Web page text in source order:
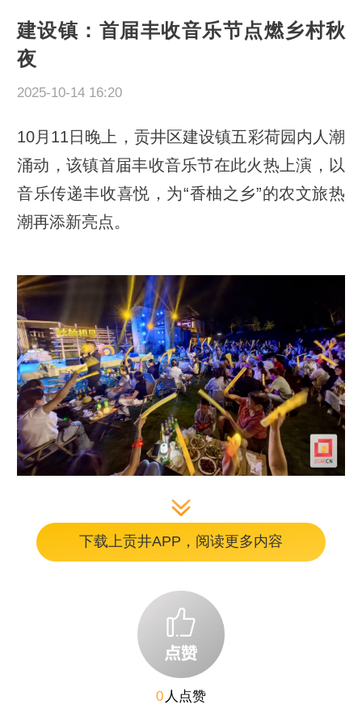
建设镇：首届丰收音乐节点燃乡村秋
夜
2025-10-14 16:20
10月11日晚上，贡井区建设镇五彩荷园内人潮
涌动，该镇首届丰收音乐节在此火热上演，以
音乐传递丰收喜悦，为“香柚之乡”的农文旅热
潮再添新亮点。
夜幕降临，音乐节在《那些花儿》的动人旋律
中拉开帷幕。《平凡之路》《遥远的她》《爱
里》……舞台上，自贡本土乐队接连唱响一首
首摇滚、民谣、流行歌曲，为当地村民和游客
带来了超2小时的听觉盛宴。草坪上，观众挥
动着荧光棒，掌声与欢呼声此起彼伏，汇成欢
下载上贡井APP，阅读更多内容
0 人点赞